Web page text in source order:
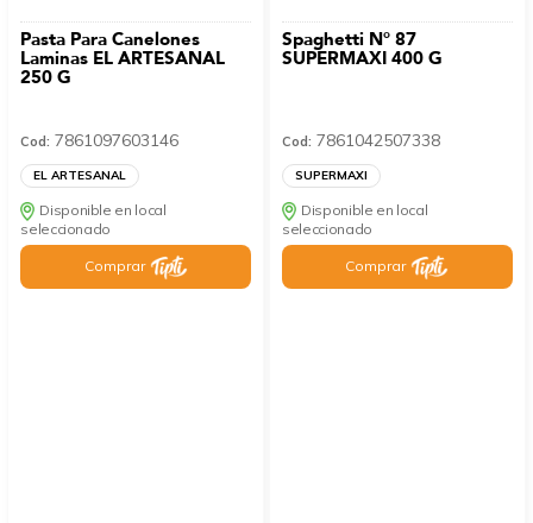
Pasta Para Canelones
Laminas EL ARTESANAL
250 G
Cod: 7861097603146
EL ARTESANAL
Disponible en local
seleccionado
Comprar
Spaghetti N° 87
SUPERMAXI 400 G
Cod: 7861042507338
SUPERMAXI
Disponible en local
seleccionado
Comprar